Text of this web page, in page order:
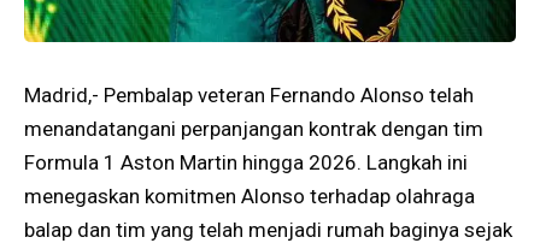
Madrid,- Pembalap veteran Fernando Alonso telah
menandatangani perpanjangan kontrak dengan tim
Formula 1 Aston Martin hingga 2026. Langkah ini
menegaskan komitmen Alonso terhadap olahraga
balap dan tim yang telah menjadi rumah baginya sejak